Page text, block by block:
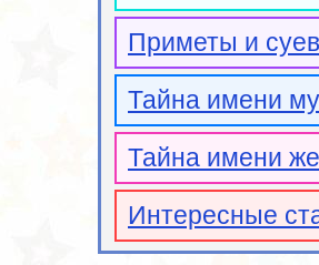
Приметы и
Тайна имени
Тайна имени
Интересные